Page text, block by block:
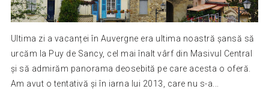
Ultima zi a vacanței în Auvergne era ultima noastră șansă să
urcăm la Puy de Sancy, cel mai înalt vârf din Masivul Central
și să admirăm panorama deosebită pe care acesta o oferă.
Am avut o tentativă și în iarna lui 2013, care nu s-a...